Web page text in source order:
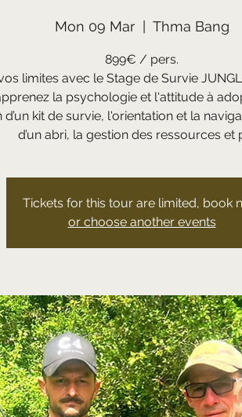
Mon 09 Mar
  |
Thma Bang
899€ / pers.
limites avec le Stage de Survie
la psychologie et l'attitude à
d’un kit de survie, l'orientation et la
d’un abri, la gestion des ressources et
Tickets for this tour are limited, book
or choose another events